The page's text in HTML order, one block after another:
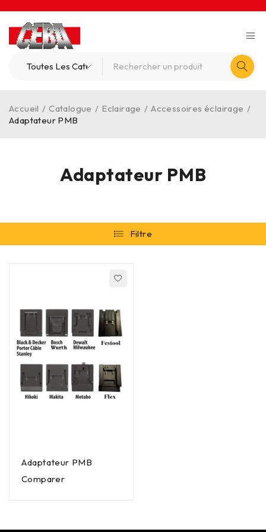
Adaptateur PMB
Accueil / Catalogue / Eclairage / Accessoires éclairage /
Adaptateur PMB
Filtre
Adaptateur PMB
Comparer